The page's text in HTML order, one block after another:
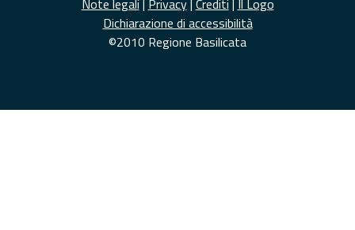
Dichiarazione di accessibilità
©2010 Regione Basilicata